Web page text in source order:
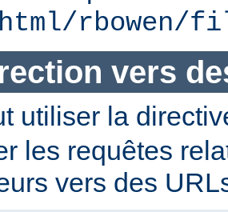
rbowen/
vers
utiliser la
les requêtes
vers des